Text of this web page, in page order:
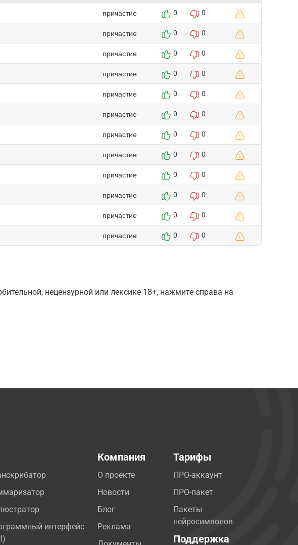
причастие 0 0
причастие 0 0
причастие 0 0
причастие 0 0
причастие 0 0
причастие 0 0
причастие 0 0
причастие 0 0
причастие 0 0
причастие 0 0
причастие 0 0
причастие 0 0
нецензурной или лексике 18+, нажмите справа на
интерфейс
Компания
О проекте
Новости
Блог
Реклама
Тарифы
ПРО-аккаунт
ПРО-пакет
Пакеты
нейросимволов
Поддержка